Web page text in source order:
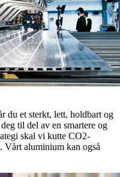
du et sterkt, lett, holdbart og
til del av en smartere og
skal vi kutte CO2-
Vårt aluminium kan også